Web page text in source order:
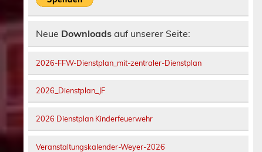
Neue Downloadsauf unserer Seite:
2026-FFW-Dienstplan_mit-zentraler-Dienstplan
2026_Dienstplan_JF
2026 Dienstplan Kinderfeuerwehr
Veranstaltungskalender-Weyer-2026